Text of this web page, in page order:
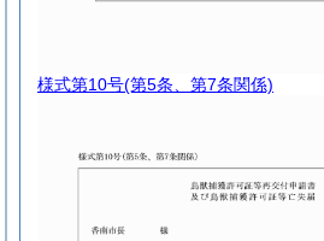
様式第10号(第5条、第7条関係)